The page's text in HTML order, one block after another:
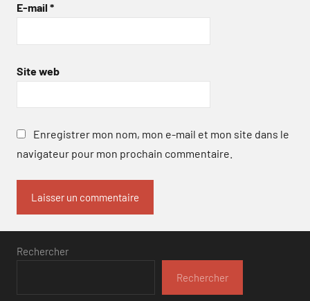
E-mail *
Site web
Enregistrer mon nom, mon e-mail et mon site dans le
navigateur pour mon prochain commentaire.
Rechercher
Rechercher